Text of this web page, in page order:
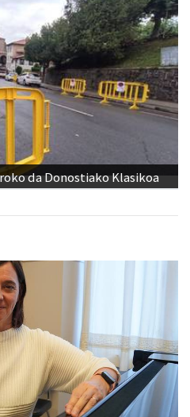
da Donostiako Klasikoa